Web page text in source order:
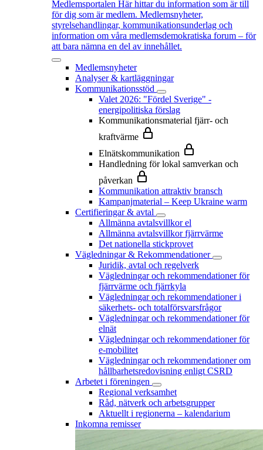
Medlemsportalen Här hittar du information som är till
för dig som är medlem. Medlemsnyheter,
styrelsehandlingar, kommunikationsunderlag och
information om våra medlemsdemokratiska forum – för
att bara nämna en del av innehållet.
Medlemsnyheter
Analyser & kartläggningar
Kommunikationsstöd
Valet 2026: "Fördel Sverige" -
energipolitiska förslag
Kommunikationsmaterial fjärr- och
kraftvärme
Elnätskommunikation
Handledning för lokal samverkan och
påverkan
Kommunikation attraktiv bransch
Kampanjmaterial – Keep Ukraine warm
Certifieringar & avtal
Allmänna avtalsvillkor el
Allmänna avtalsvillkor fjärrvärme
Det nationella stickprovet
Vägledningar & Rekommendationer
Juridik, avtal och regelverk
Vägledningar och rekommendationer för
fjärrvärme och fjärrkyla
Vägledningar och rekommendationer i
säkerhets- och totalförsvarsfrågor
Vägledningar och rekommendationer för
elnät
Vägledningar och rekommendationer för
e-mobilitet
Vägledningar och rekommendationer om
hållbarhetsredovisning enligt CSRD
Arbetet i föreningen
Regional verksamhet
Råd, nätverk och arbetsgrupper
Aktuellt i regionerna – kalendarium
Inkomna remisser